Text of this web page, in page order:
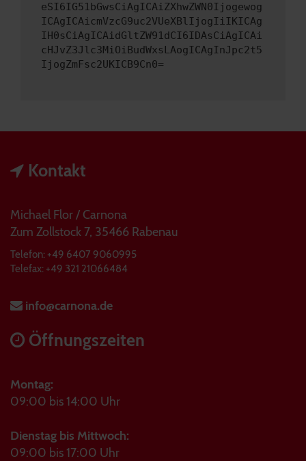
eSI6IG51bGwsCiAgICAiZXhwZWN0Ijogewog
ICAgICAicmVzcG9uc2VUeXBlIjogIiIKICAg
IH0sCiAgICAidGltZW91dCI6IDAsCiAgICAi
cHJvZ3Jlc3MiOiBudWxsLAogICAgInJpc2t5
IjogZmFsc2UKICB9Cn0=
Kontakt
Michael Flor / Carnona
Zum Zollstock 7, 35466 Rabenau
Telefon: +49 6407 9060995
Telefax: +49 321 21066484
info@carnona.de
Öffnungszeiten
Montag:
09:00 bis 14:00 Uhr
Dienstag bis Mittwoch:
09:00 bis 17:00 Uhr